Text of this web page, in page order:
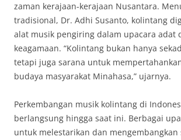
zaman kerajaan-kerajaan Nusantara.
tradisional, Dr. Adhi Susanto, kolintang
alat musik pengiring dalam upacara adat
keagamaan. “Kolintang bukan hanya
tetapi juga sarana untuk
budaya masyarakat Minahasa,” ujarnya.
Perkembangan musik kolintang di
berlangsung hingga saat ini. Berbagai
untuk melestarikan dan mengembangkan